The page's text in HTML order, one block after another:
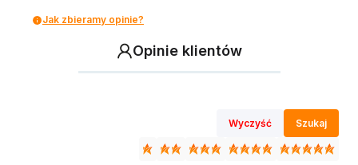
Jak zbieramy opinie?
Opinie klientów
Wyczyść Szukaj